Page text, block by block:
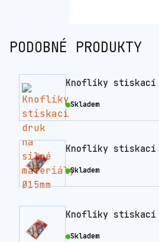
PODOBNÉ PRODUKTY
Knoflíky stiskací
Skladem
Knoflíky stiskací
Skladem
Knoflíky stiskací
Skladem